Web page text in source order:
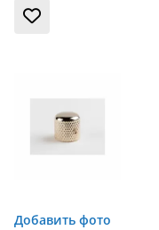
Добавить фото